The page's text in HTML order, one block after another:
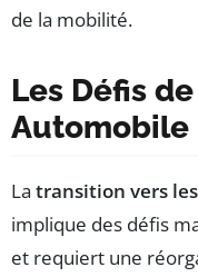
de la mobilité.
Les Défis
Automobile
La transition vers les
implique des défis
et requiert une